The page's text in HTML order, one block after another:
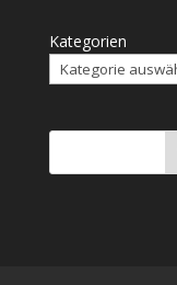
Kategorien